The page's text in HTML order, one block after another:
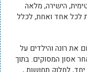
הישירה, מלאה
לכל אחד ואחת, לכלל
את רונה והילדים על
אסון המסוקים. בתוך